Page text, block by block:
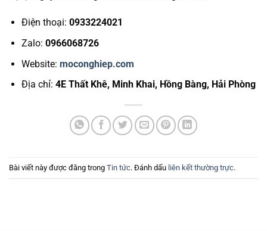
Điện thoại: 0933224021
Zalo: 0966068726
Website: moconghiep.com
Địa chỉ: 4E Thất Khê, Minh Khai, Hồng Bàng, Hải Phòng
Bài viết này được đăng trong Tin tức. Đánh dấu liên kết thường trực.